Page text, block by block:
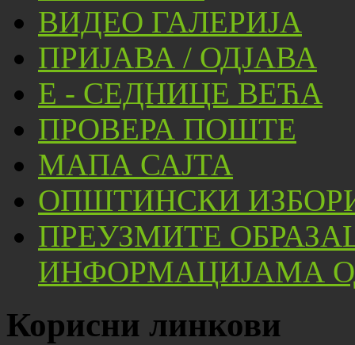
ВИДЕО ГАЛЕРИЈА
ПРИЈАВА / ОДЈАВА
Е - СЕДНИЦЕ ВЕЋА
ПРОВЕРА ПОШТЕ
МАПА САЈТА
ОПШТИНСКИ
ПРЕУЗМИТЕ
ИНФОРМАЦИЈАМА
Корисни линкови